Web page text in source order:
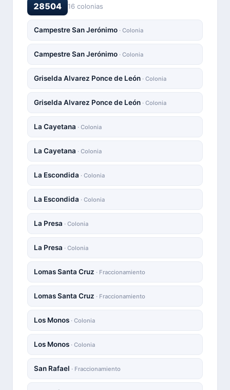
28504 16 colonias
Campestre San Jerónimo · Colonia
Campestre San Jerónimo · Colonia
Griselda Alvarez Ponce de León · Colonia
Griselda Alvarez Ponce de León · Colonia
La Cayetana · Colonia
La Cayetana · Colonia
La Escondida · Colonia
La Escondida · Colonia
La Presa · Colonia
La Presa · Colonia
Lomas Santa Cruz · Fraccionamiento
Lomas Santa Cruz · Fraccionamiento
Los Monos · Colonia
Los Monos · Colonia
San Rafael · Fraccionamiento